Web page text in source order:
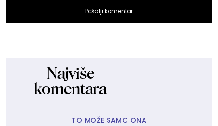
Pošalji komentar
Najviše
komentara
TO MOŽE SAMO ONA